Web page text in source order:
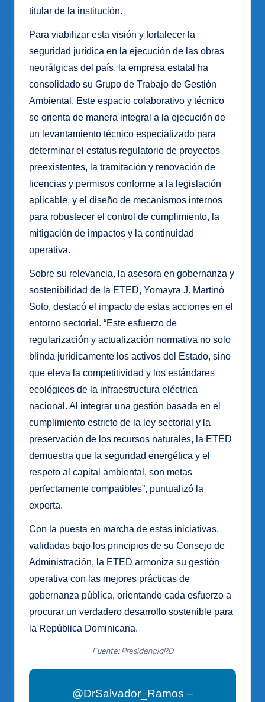
titular de la institución.
Para viabilizar esta visión y fortalecer la
seguridad jurídica en la ejecución de las obras
neurálgicas del país, la empresa estatal ha
consolidado su Grupo de Trabajo de Gestión
Ambiental. Este espacio colaborativo y técnico
se orienta de manera integral a la ejecución de
un levantamiento técnico especializado para
determinar el estatus regulatorio de proyectos
preexistentes, la tramitación y renovación de
licencias y permisos conforme a la legislación
aplicable, y el diseño de mecanismos internos
para robustecer el control de cumplimiento, la
mitigación de impactos y la continuidad
operativa.
Sobre su relevancia, la asesora en gobernanza y
sostenibilidad de la ETED, Yomayra J. Martinó
Soto, destacó el impacto de estas acciones en el
entorno sectorial. “Este esfuerzo de
regularización y actualización normativa no solo
blinda jurídicamente los activos del Estado, sino
que eleva la competitividad y los estándares
ecológicos de la infraestructura eléctrica
nacional. Al integrar una gestión basada en el
cumplimiento estricto de la ley sectorial y la
preservación de los recursos naturales, la ETED
demuestra que la seguridad energética y el
respeto al capital ambiental, son metas
perfectamente compatibles”, puntualizó la
experta.
Con la puesta en marcha de estas iniciativas,
validadas bajo los principios de su Consejo de
Administración, la ETED armoniza su gestión
operativa con las mejores prácticas de
gobernanza pública, orientando cada esfuerzo a
procurar un verdadero desarrollo sostenible para
la República Dominicana.
Fuente:PresidenciaRD
@DrSalvador_Ramos –